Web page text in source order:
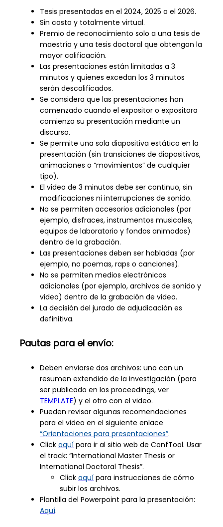
Tesis presentadas en el 2024, 2025 o el 2026.
Sin costo y totalmente virtual.
Premio de reconocimiento solo a una tesis de
maestría y una tesis doctoral que obtengan la
mayor calificación.
Las presentaciones están limitadas a 3
minutos y quienes excedan los 3 minutos
serán descalificados.
Se considera que las presentaciones han
comenzado cuando el expositor o expositora
comienza su presentación mediante un
discurso.
Se permite una sola diapositiva estática en la
presentación (sin transiciones de diapositivas,
animaciones o “movimientos” de cualquier
tipo).
El video de 3 minutos debe ser continuo, sin
modificaciones ni interrupciones de sonido.
No se permiten accesorios adicionales (por
ejemplo, disfraces, instrumentos musicales,
equipos de laboratorio y fondos animados)
dentro de la grabación.
Las presentaciones deben ser habladas (por
ejemplo, no poemas, raps o canciones).
No se permiten medios electrónicos
adicionales (por ejemplo, archivos de sonido y
video) dentro de la grabación de video.
La decisión del jurado de adjudicación es
definitiva.
Pautas para el envío:
Deben enviarse dos archivos: uno con un
resumen extendido de la investigación (para
ser publicado en los proceedings, ver
TEMPLATE) y el otro con el video.
Pueden revisar algunas recomendaciones
para el video en el siguiente enlace
“Orientaciones para presentaciones”.
Click aquí para ir al sitio web de ConfTool. Usar
el track: “International Master Thesis or
International Doctoral Thesis”.
Click aquí para instrucciones de cómo
subir los archivos.
Plantilla del Powerpoint para la presentación:
Aquí.